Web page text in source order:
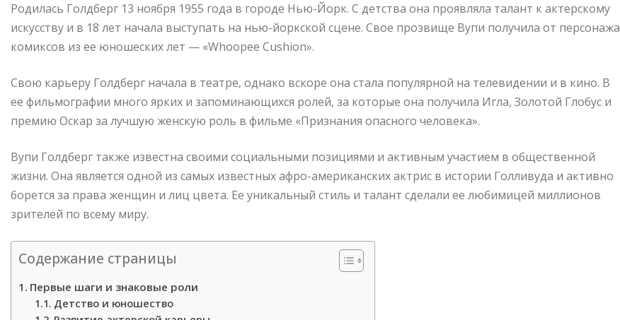
Родилась Голдберг 13 ноября 1955 года в городе Нью-Йорк. С детства она проявляла талант к актерскому
искусству и в 18 лет начала выступать на нью-йоркской сцене. Свое прозвище Вупи получила от персонажа
комиксов из ее юношеских лет — «Whoopee Cushion».
Свою карьеру Голдберг начала в театре, однако вскоре она стала популярной на телевидении и в кино. В
ее фильмографии много ярких и запоминающихся ролей, за которые она получила Игла, Золотой Глобус и
премию Оскар за лучшую женскую роль в фильме «Признания опасного человека».
Вупи Голдберг также известна своими социальными позициями и активным участием в общественной
жизни. Она является одной из самых известных афро-американских актрис в истории Голливуда и активно
борется за права женщин и лиц цвета. Ее уникальный стиль и талант сделали ее любимицей миллионов
зрителей по всему миру.
Содержание страницы
Первые шаги и знаковые роли
Детство и юношество